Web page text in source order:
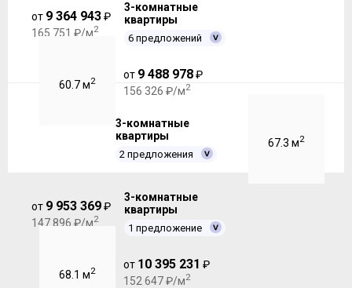
от 9 364 943₽
165 751 ₽/м2
3-комнатные
квартиры
6 предложений
60.7 м2
от 9 488 978₽
156 326 ₽/м2
3-комнатные
квартиры
2 предложения
67.3 м2
от 9 953 369₽
147 896 ₽/м2
3-комнатные
квартиры
1 предложение
68.1 м2
от 10 395 231 ₽
152 647 ₽/м2